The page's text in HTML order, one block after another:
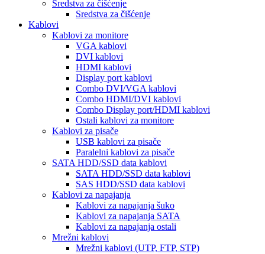
Sredstva za čišćenje
Sredstva za čišćenje
Kablovi
Kablovi za monitore
VGA kablovi
DVI kablovi
HDMI kablovi
Display port kablovi
Combo DVI/VGA kablovi
Combo HDMI/DVI kablovi
Combo Display port/HDMI kablovi
Ostali kablovi za monitore
Kablovi za pisače
USB kablovi za pisače
Paralelni kablovi za pisače
SATA HDD/SSD data kablovi
SATA HDD/SSD data kablovi
SAS HDD/SSD data kablovi
Kablovi za napajanja
Kablovi za napajanja šuko
Kablovi za napajanja SATA
Kablovi za napajanja ostali
Mrežni kablovi
Mrežni kablovi (UTP, FTP, STP)